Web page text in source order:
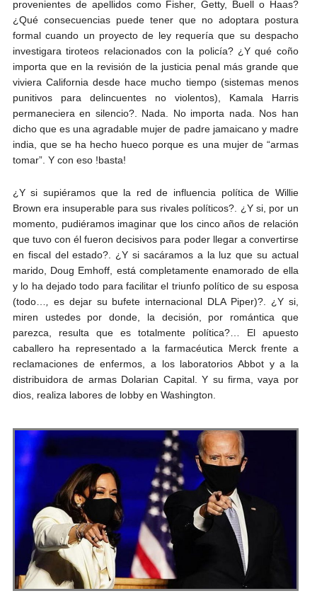
provenientes de apellidos como Fisher, Getty, Buell o Haas?
¿Qué consecuencias puede tener que no adoptara postura
formal cuando un proyecto de ley requería que su despacho
investigara tiroteos relacionados con la policía? ¿Y qué coño
importa que en la revisión de la justicia penal más grande que
viviera California desde hace mucho tiempo (sistemas menos
punitivos para delincuentes no violentos), Kamala Harris
permaneciera en silencio?. Nada. No importa nada. Nos han
dicho que es una agradable mujer de padre jamaicano y madre
india, que se ha hecho hueco porque es una mujer de “armas
tomar”. Y con eso !basta!
¿Y si supiéramos que la red de influencia política de Willie
Brown era insuperable para sus rivales políticos?. ¿Y si, por un
momento, pudiéramos imaginar que los cinco años de relación
que tuvo con él fueron decisivos para poder llegar a convertirse
en fiscal del estado?. ¿Y si sacáramos a la luz que su actual
marido, Doug Emhoff, está completamente enamorado de ella
y lo ha dejado todo para facilitar el triunfo político de su esposa
(todo…
es dejar su bufete internacional DLA Piper)?. ¿Y si,
miren ustedes por donde, la decisión, por romántica que
parezca, resulta que es totalmente política?… El apuesto
caballero ha representado a la farmacéutica Merck frente a
reclamaciones de enfermos, a los laboratorios Abbot y a la
distribuidora de armas Dolarian Capital. Y su firma, vaya por
dios, realiza labores de lobby en Washington.